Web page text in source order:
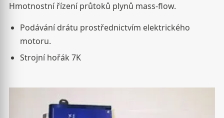
Hmotnostní řízení průtoků plynů mass-flow.
Podávání drátu prostřednictvím elektrického
motoru.
Strojní hořák 7K